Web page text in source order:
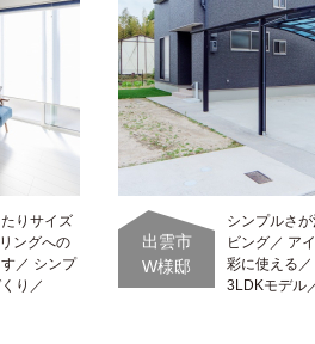
りサイズ
ングへの
／ シンプ
り／
出雲市
W様邸
シンプルさ
ビング／ ア
彩に使える
3LDKモデル